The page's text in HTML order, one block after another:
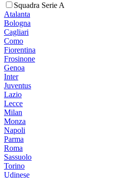
Squadra Serie A
Atalanta
Bologna
Cagliari
Como
Fiorentina
Frosinone
Genoa
Inter
Juventus
Lazio
Lecce
Milan
Monza
Napoli
Parma
Roma
Sassuolo
Torino
Udinese